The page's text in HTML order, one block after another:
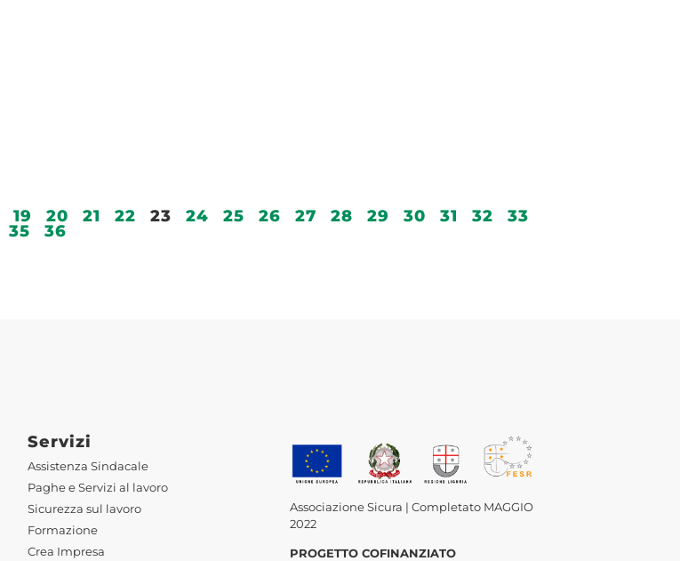
19 20 21 22 23 24 25 26 27 28 29 30 31 32
33
35 36
Servizi
Assistenza Sindacale
Paghe e Servizi al lavoro
Sicurezza sul lavoro
Formazione
Crea Impresa
Associazione Sicura | Completato MAGGIO
2022
PROGETTO COFINANZIATO